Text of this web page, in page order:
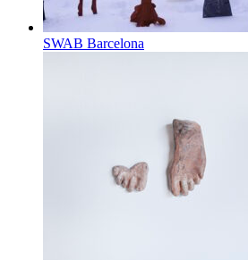
SWAB Barcelona